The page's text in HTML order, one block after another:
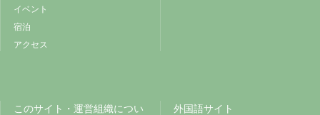
イベント
宿泊
アクセス
このサイト・運営組織につい
外国語サイト